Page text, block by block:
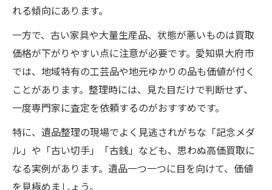
れる傾向にあります。
一方で、古い家具や大量生産品、状態が悪いものは買取
価格が下がりやすい点に注意が必要です。愛知県大府市
では、地域特有の工芸品や地元ゆかりの品も価値が付く
ことがあります。整理時には、見た目だけで判断せず、
一度専門家に査定を依頼するのがおすすめです。
特に、遺品整理の現場でよく見逃されがちな「記念メダ
ル」や「古い切手」「古銭」なども、思わぬ高価買取に
なる実例があります。遺品一つ一つに目を向けて、価値
を見極めましょう。